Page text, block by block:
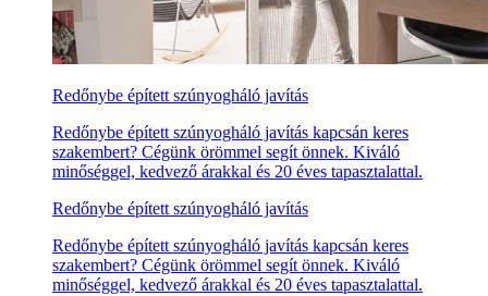
Redőnybe épített szúnyogháló javítás
Redőnybe épített szúnyogháló javítás kapcsán keres
szakembert? Cégünk örömmel segít önnek. Kiváló
minőséggel, kedvező árakkal és 20 éves tapasztalattal.
Redőnybe épített szúnyogháló javítás
Redőnybe épített szúnyogháló javítás kapcsán keres
szakembert? Cégünk örömmel segít önnek. Kiváló
minőséggel, kedvező árakkal és 20 éves tapasztalattal.